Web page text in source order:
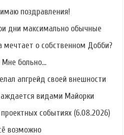
поздравления!
дни максимально обычные
о собственном Добби?
Мне больно...
апгрейд своей внешности
видами Майорки
событиях (6.08.2026)
возможно